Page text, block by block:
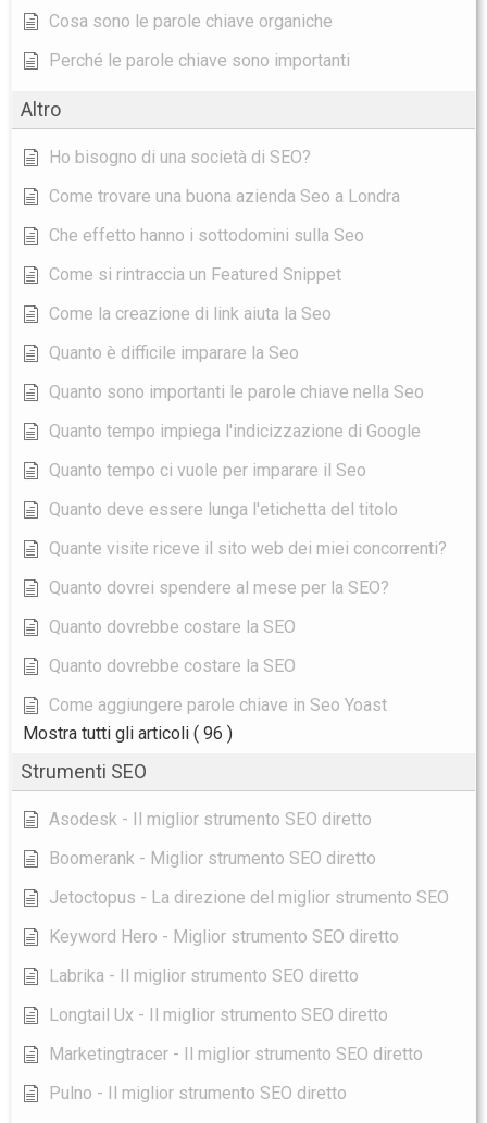
Cosa sono le parole chiave organiche
Perché le parole chiave sono importanti
Altro
Ho bisogno di una società di SEO?
Come trovare una buona azienda Seo a Londra
Che effetto hanno i sottodomini sulla Seo
Come si rintraccia un Featured Snippet
Come la creazione di link aiuta la Seo
Quanto è difficile imparare la Seo
Quanto sono importanti le parole chiave nella Seo
Quanto tempo impiega l'indicizzazione di Google
Quanto tempo ci vuole per imparare il Seo
Quanto deve essere lunga l'etichetta del titolo
Quante visite riceve il sito web dei miei concorrenti?
Quanto dovrei spendere al mese per la SEO?
Quanto dovrebbe costare la SEO
Quanto dovrebbe costare la SEO
Come aggiungere parole chiave in Seo Yoast
Mostra tutti gli articoli ( 96 )
Strumenti SEO
Asodesk - Il miglior strumento SEO diretto
Boomerank - Miglior strumento SEO diretto
Jetoctopus - La direzione del miglior strumento SEO
Keyword Hero - Miglior strumento SEO diretto
Labrika - Il miglior strumento SEO diretto
Longtail Ux - Il miglior strumento SEO diretto
Marketingtracer - Il miglior strumento SEO diretto
Pulno - Il miglior strumento SEO diretto